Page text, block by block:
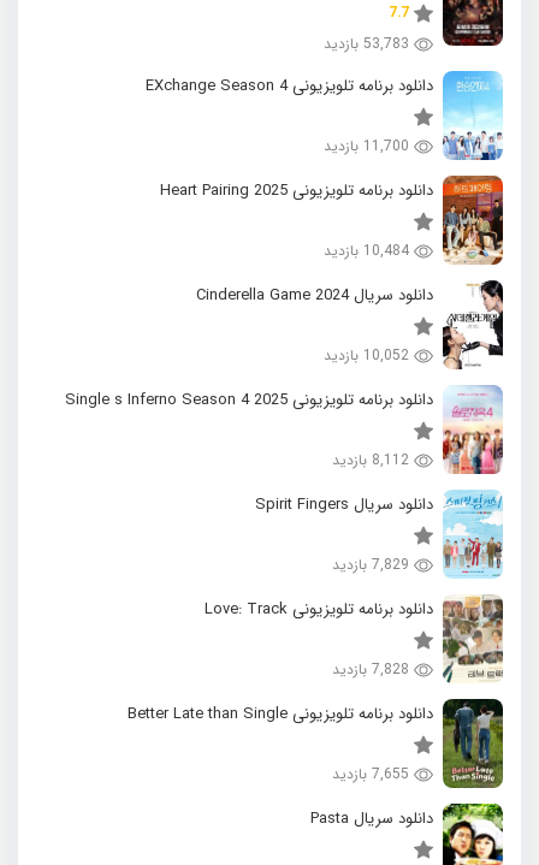
7.7
53,783 بازدید
دانلود برنامه تلویزیونی EXchange Season 4
11,700 بازدید
دانلود برنامه تلویزیونی 2025 Heart Pairing
10,484 بازدید
دانلود سریال 2024 Cinderella Game
10,052 بازدید
دانلود برنامه تلویزیونی 2025 Single s Inferno Season 4
8,112 بازدید
دانلود سریال Spirit Fingers
7,829 بازدید
دانلود برنامه تلویزیونی Love: Track
7,828 بازدید
دانلود برنامه تلویزیونی Better Late than Single
7,655 بازدید
دانلود سریال Pasta